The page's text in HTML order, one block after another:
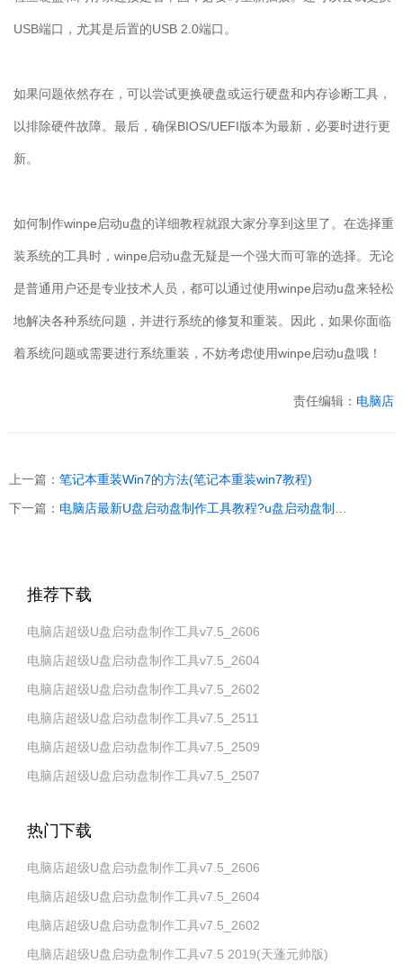
USB端口，尤其是后置的USB 2.0端口。
如果问题依然存在，可以尝试更换硬盘或运行硬盘和内存诊断工具，
以排除硬件故障。最后，确保BIOS/UEFI版本为最新，必要时进行更
新。
如何制作winpe启动u盘的详细教程就跟大家分享到这里了。在选择重
装系统的工具时， winpe启动u盘无疑是一个强大而可靠的选择。无论
是普通用户还是专业技术人员，都可以通过使用winpe启动u盘来轻松
地解决各种系统问题，并进行系统的修复和重装。因此，如果你面临
着系统问题或需要进行系统重装，不妨考虑使用winpe启动u盘哦！
责任编辑： 电脑店
上一篇： 笔记本重装Win7的方法(笔记本重装win7教程)
下一篇： 电脑店最新U盘启动盘制作工具教程?u盘启动盘制作教程【图示】
推荐下载
电脑店超级U盘启动盘制作工具v7.5_2606
电脑店超级U盘启动盘制作工具v7.5_2604
电脑店超级U盘启动盘制作工具v7.5_2602
电脑店超级U盘启动盘制作工具v7.5_2511
电脑店超级U盘启动盘制作工具v7.5_2509
电脑店超级U盘启动盘制作工具v7.5_2507
热门下载
电脑店超级U盘启动盘制作工具v7.5_2606
电脑店超级U盘启动盘制作工具v7.5_2604
电脑店超级U盘启动盘制作工具v7.5_2602
电脑店超级U盘启动盘制作工具v7.5 2019(天蓬元帅版)